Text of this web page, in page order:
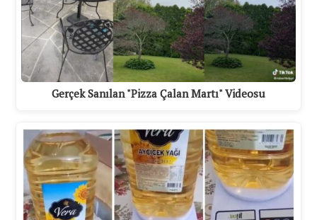
Gerçek Sanılan "Pizza Çalan Martı" Videosu